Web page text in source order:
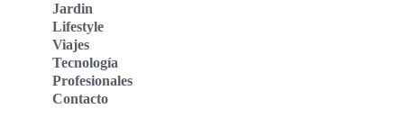
Jardin
Lifestyle
Viajes
Tecnología
Profesionales
Contacto